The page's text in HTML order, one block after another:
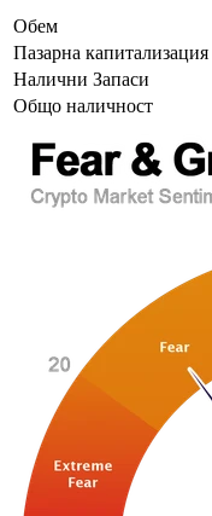
Обем
Пазарна капитализация
Налични Запаси
Общо наличност